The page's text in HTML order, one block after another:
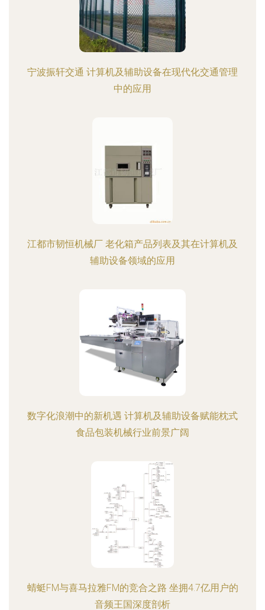
宁波振轩交通 计算机及辅助设备在现代化交通管理
中的应用
江都市韧恒机械厂 老化箱产品列表及其在计算机及
辅助设备领域的应用
数字化浪潮中的新机遇 计算机及辅助设备赋能枕式
食品包装机械行业前景广阔
蜻蜓FM与喜马拉雅FM的竞合之路 坐拥4.7亿用户的
音频王国深度剖析